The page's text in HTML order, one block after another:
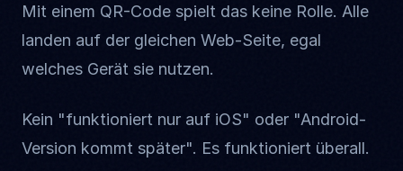
Mit einem QR-Code spielt das keine Rolle. Alle
landen auf der gleichen Web-Seite, egal
welches Gerät sie nutzen.
Kein "funktioniert nur auf iOS" oder "Android-
Version kommt später". Es funktioniert überall.